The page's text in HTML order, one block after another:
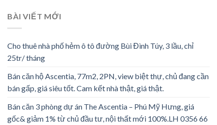
BÀI VIẾT MỚI
Cho thuê nhà phố hẻm ô tô đường Bùi Đình Túy, 3 lầu, chỉ
25tr/ tháng
Bán căn hộ Ascentia, 77m2, 2PN, view biệt thự, chủ đang cần
bán gấp, giá siêu tốt. Cam kết nhà thật, giá thật.
Bán căn 3 phòng dự án The Ascentia – Phú Mỹ Hưng, giá
gốc& giảm 1% từ chủ đầu tư, nội thất mới 100%.LH 0356 66